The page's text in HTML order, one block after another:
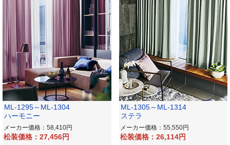
ML-1295～ML-1304
ハーモニー
メーカー価格：58,410
松装価格：27,456
ML-1305～ML-1314
ステラ
メーカー価格：55,550
松装価格：26,114